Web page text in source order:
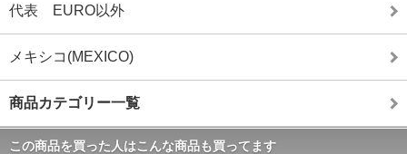
代表 EURO以外
メキシコ(MEXICO)
商品カテゴリー一覧
この商品を買った人はこんな商品も買ってます